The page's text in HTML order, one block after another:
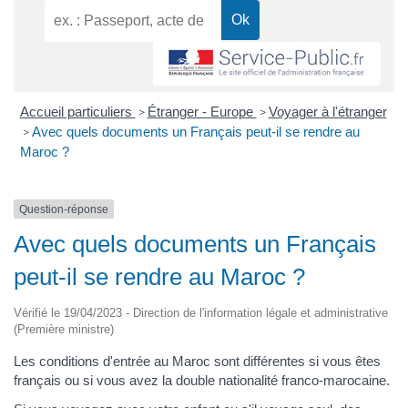
Accueil particuliers > Étranger - Europe > Voyager à l'étranger
> Avec quels documents un Français peut-il se rendre au
Maroc ?
Question-réponse
Avec quels documents un Français
peut-il se rendre au Maroc ?
Vérifié le 19/04/2023 - Direction de l'information légale et administrative
(Première ministre)
Les conditions d'entrée au Maroc sont différentes si vous êtes
français ou si vous avez la double nationalité franco-marocaine.